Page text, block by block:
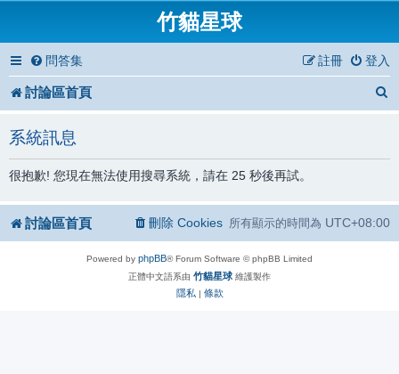
竹貓星球
問答集 登入
註冊
討論區首頁
系統訊息
很抱歉! 您現在無法使用搜尋系統，請在 25 秒後再試。
討論區首頁 所有顯示的時間為 UTC+08:00
刪除 Cookies
Powered by phpBB® Forum Software © phpBB Limited
正體中文語系由 竹貓星球 維護製作
隱私 | 條款